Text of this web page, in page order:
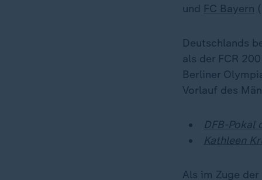
und FC Bayern
Deutschlands
als der FCR
Berliner
Vorlauf des
DFB-Pokal
Kathleen
Als im Zuge